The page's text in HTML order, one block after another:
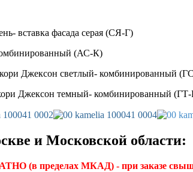
вставка фасада серая (СЯ-Г)
(АС-К)
Джексон светлый- комбинированный
Джексон темный- комбинированный
и Московской области:
(в пределах МКАД) - при заказе